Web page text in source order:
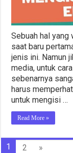
Sebuah hal yang
saat baru
jenis ini. Namun
media, untuk
sebenarnya
harus
untuk mengisi …
Read More »
1 2 »